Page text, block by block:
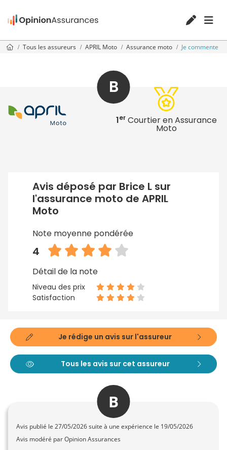
Tous les assureurs APRIL Moto Assurance moto Je commente
B
Avis déposé par Brice L sur
l'assurance moto de APRIL
Moto
Note moyenne pondérée
4
Détail de la note
Niveau des prix
Satisfaction
1er Courtier en Assurance
Moto
Je rédige un avis sur l'assureur
Tous les avis sur cet assureur
B
Avis publié le 27/05/2026suite à une expérience le 19/05/2026
Avis modéré par Opinion Assurances